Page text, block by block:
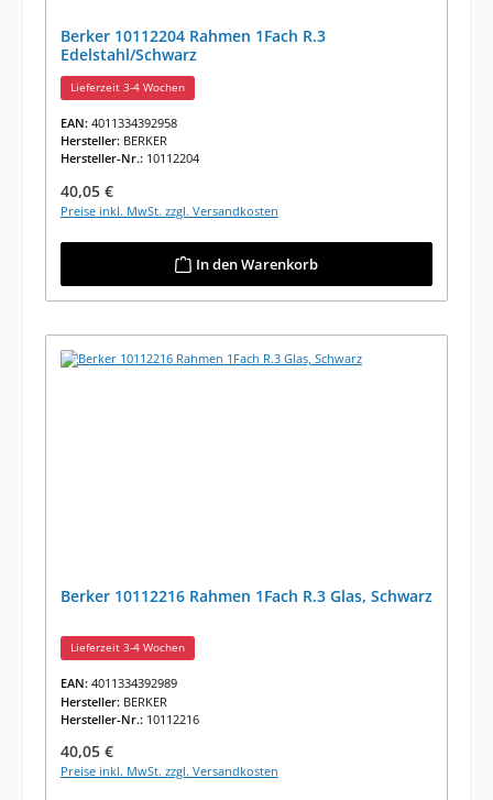
Berker 10112204 Rahmen 1Fach R.3
Edelstahl/Schwarz
Lieferzeit 3-4 Wochen
EAN: 4011334392958
Hersteller: BERKER
Hersteller-Nr.: 10112204
Regulärer Preis:
40,05 €
Preise inkl. MwSt. zzgl. Versandkosten
In den Warenkorb
Berker 10112216 Rahmen 1Fach R.3 Glas, Schwarz
Lieferzeit 3-4 Wochen
EAN: 4011334392989
Hersteller: BERKER
Hersteller-Nr.: 10112216
Regulärer Preis:
40,05 €
Preise inkl. MwSt. zzgl. Versandkosten